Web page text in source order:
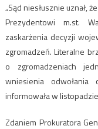
„Sąd niesłusznie uznał,
Prezydentowi m.st.
zaskarżenia decyzji
zgromadzeń. Literalne
o zgromadzeniach
wniesienia odwołania
informowała w
Zdaniem Prokuratora